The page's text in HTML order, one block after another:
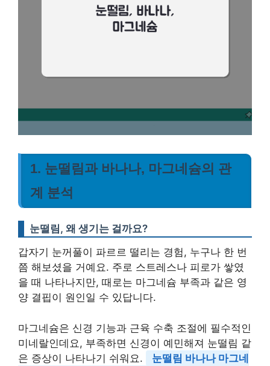
1. 눈떨림과 바나나, 마그네슘의 관
계 분석
눈떨림, 왜 생기는 걸까요?
갑자기 눈꺼풀이 파르르 떨리는 경험, 누구나 한 번
쯤 해보셨을 거예요. 주로 스트레스나 피로가 쌓였
을 때 나타나지만, 때로는 마그네슘 부족과 같은 영
양 결핍이 원인일 수 있답니다.
마그네슘은 신경 기능과 근육 수축 조절에 필수적인
미네랄인데요, 부족하면 신경이 예민해져 눈떨림 같
은 증상이 나타나기 쉬워요.
눈떨림 바나나 마그네